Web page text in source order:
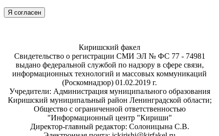
Я согласен
Киришский факел
Свидетельство о регистрации СМИ ЭЛ № ФС 77 - 74981
выдано федеральной службой по надзору в сфере связи,
информационных технологий и массовых коммуникаций
(Роскомнадзор) 01.02.2019 г.
Учредители: Администрация муниципального образования
Киришский муниципальный район Ленинградской области;
Общество с ограниченной ответственностью
"Информационный центр "Кириши"
Директор-главный редактор: Солоницына С.В.